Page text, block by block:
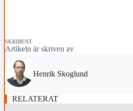
SKRIBENT
Artikeln är skriven av
Henrik Skoglund
RELATERAT